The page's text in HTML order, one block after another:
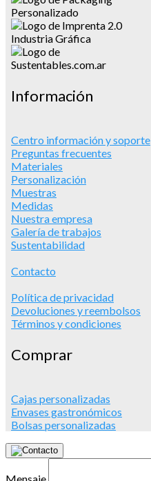
Información
Centro información y soporte
Preguntas frecuentes
Materiales
Personalización
Muestras
Medidas
Nuestra empresa
Galería de trabajos
Sustentabilidad
Contacto
Política de privacidad
Devoluciones y reembolsos
Términos y condiciones
Comprar
Cajas personalizadas
Envases gastronómicos
Bolsas personalizadas